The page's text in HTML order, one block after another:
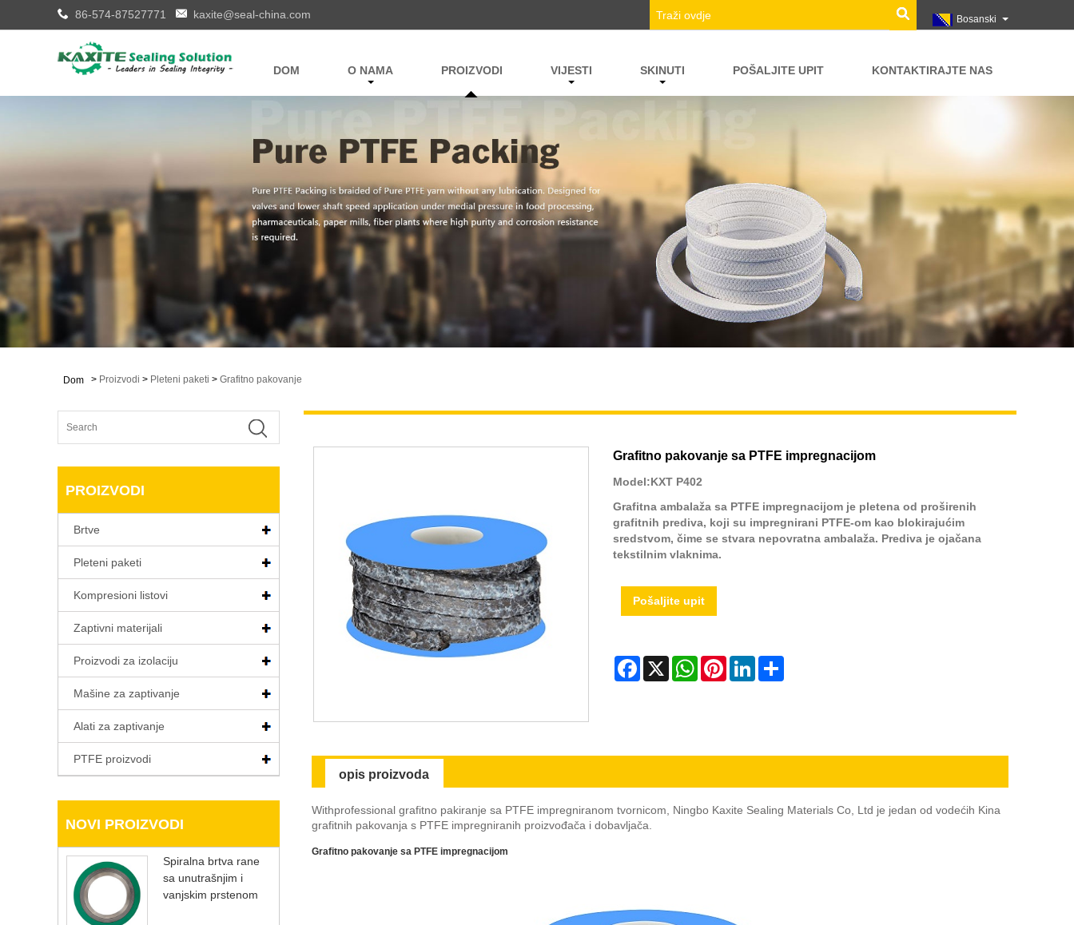
86-574-87527771 kaxite@seal-china.com Bosanski
DOM O NAMA PROIZVODI VIJESTI SKINUTI POŠALJITE UPIT KONTAKTIRAJTE NAS
Dom > Proizvodi > Pleteni paketi > Grafitno pakovanje
PROIZVODI
Brtve
Pleteni paketi
Kompresioni listovi
Zaptivni materijali
Proizvodi za izolaciju
Mašine za zaptivanje
Alati za zaptivanje
PTFE proizvodi
NOVI PROIZVODI
Spiralna brtva rane
sa unutrašnjim i
vanjskim prstenom
Grafitno pakovanje sa PTFE impregnacijom
Model:KXT P402
Grafitna ambalaža sa PTFE impregnacijom je pletena od proširenih
grafitnih prediva, koji su impregnirani PTFE-om kao blokirajućim
sredstvom, čime se stvara nepovratna ambalaža. Prediva je ojačana
tekstilnim vlaknima.
Pošaljite upit
Facebook
X WhatsAppPinterestLinkedInShare
opis proizvoda
Withprofessional grafitno pakiranje sa PTFE impregniranom tvornicom, Ningbo Kaxite Sealing Materials Co, Ltd je jedan od vodećih Kina
grafitnih pakovanja s PTFE impregniranih proizvođača i dobavljača.
Grafitno pakovanje sa PTFE impregnacijom